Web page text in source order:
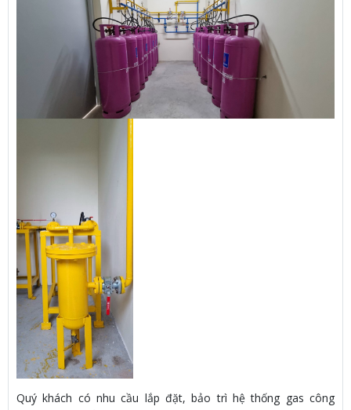
Quý khách có nhu cầu lắp đặt, bảo trì hệ thống gas công